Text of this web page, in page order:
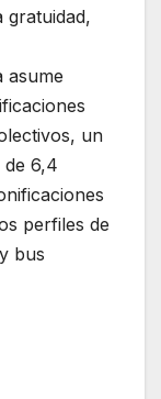
gratuidad,
asume
un
de 6,4
perfiles de
bus